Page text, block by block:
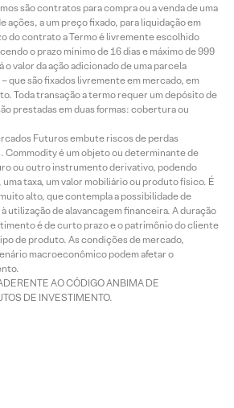
são contratos para compra ou a venda de uma
ações, a um preço fixado, para liquidação em
do contrato a Termo é livremente escolhido
o prazo mínimo de 16 dias e máximo de 999
valor da ação adicionado de uma parcela
que são fixados livremente em mercado, em
Toda transação a termo requer um depósito de
prestadas em duas formas: cobertura ou
Futuros embute riscos de perdas
Commodity é um objeto ou determinante de
ou outro instrumento derivativo, podendo
taxa, um valor mobiliário ou produto físico. É
alto, que contempla a possibilidade de
utilização de alavancagem financeira. A duração
é de curto prazo e o patrimônio do cliente
de produto. As condições de mercado,
macroeconômico podem afetar o
AO CÓDIGO ANBIMA DE
DE INVESTIMENTO.